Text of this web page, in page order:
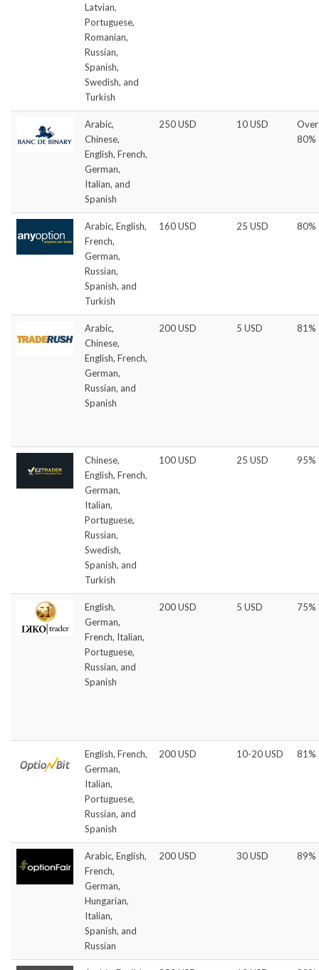
Latvian,
Portuguese,
Romanian,
Russian,
Spanish,
Swedish, and
Turkish
Arabic,
Chinese,
English, French,
German,
Italian, and
Spanish
250 USD 10 USD
Over
80%
Arabic, English,
French,
German,
Russian,
Spanish, and
Turkish
160 USD 25 USD 80%
Arabic,
Chinese,
English, French,
German,
Russian, and
Spanish
200 USD 5 USD 81%
Chinese,
English, French,
German,
Italian,
Portuguese,
Russian,
Swedish,
Spanish, and
Turkish
100 USD 25 USD 95%
English,
German,
French, Italian,
Portuguese,
Russian, and
Spanish
200 USD 5 USD 75%
English, French,
German,
Italian,
Portuguese,
Russian, and
Spanish
200 USD 10-20 USD 81%
Arabic, English,
French,
German,
Hungarian,
Italian,
Spanish, and
Russian
200 USD 30 USD 89%